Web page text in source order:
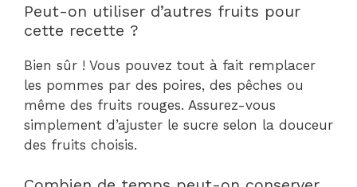
Peut-on utiliser d’autres fruits pour
cette recette ?
Bien sûr ! Vous pouvez tout à fait remplacer
les pommes par des poires, des pêches ou
même des fruits rouges. Assurez-vous
simplement d’ajuster le sucre selon la douceur
des fruits choisis.